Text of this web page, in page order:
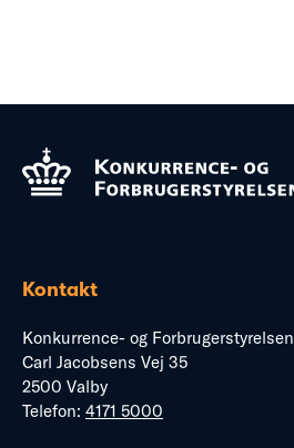
Kontakt
Konkurrence- og Forbrugerstyrelsen
Carl Jacobsens Vej 35
2500 Valby
Telefon: 4171 5000